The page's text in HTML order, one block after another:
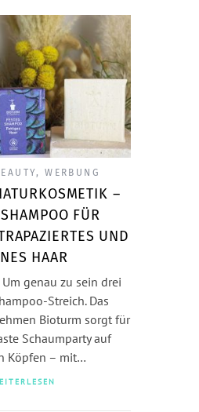
,WERBUNG
–
FÜR
UND
HAAR
Um genau zu sein drei
Streich. Das
Bioturm sorgt für
Schaumparty auf
Köpfen – mit…